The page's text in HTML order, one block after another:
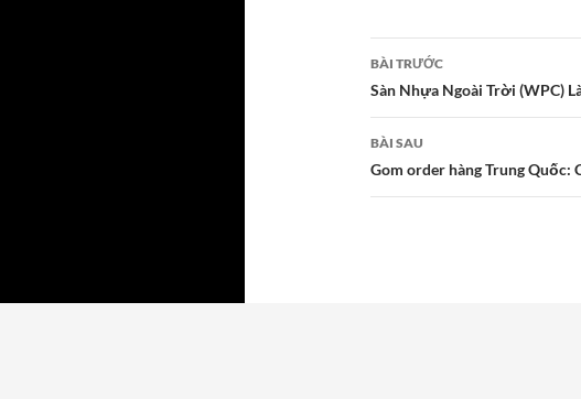
Điều
hướng
bài
viết
BÀI TRƯỚC
Sàn Nhựa Ngoài Trời (WPC)
BÀI SAU
Gom order hàng Trung Quốc: